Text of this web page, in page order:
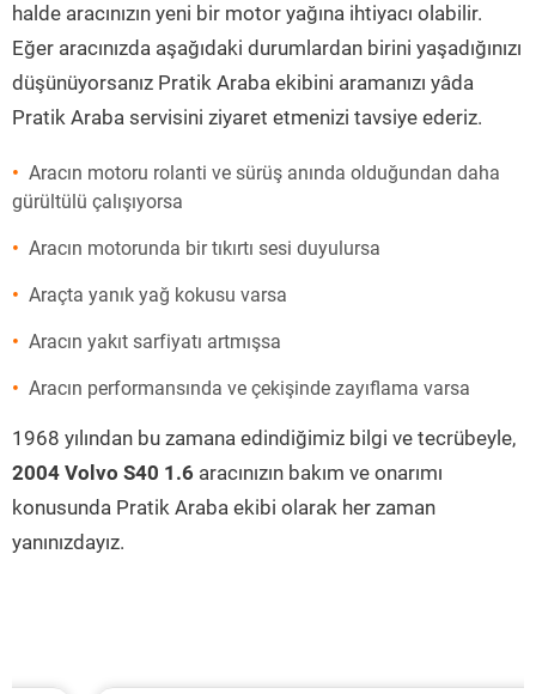
halde aracınızın yeni bir motor yağına ihtiyacı olabilir.
Eğer aracınızda aşağıdaki durumlardan birini yaşadığınızı
düşünüyorsanız Pratik Araba ekibini aramanızı yâda
Pratik Araba servisini ziyaret etmenizi tavsiye ederiz.
Aracın motoru rolanti ve sürüş anında olduğundan daha
gürültülü çalışıyorsa
Aracın motorunda bir tıkırtı sesi duyulursa
Araçta yanık yağ kokusu varsa
Aracın yakıt sarfiyatı artmışsa
Aracın performansında ve çekişinde zayıflama varsa
1968 yılından bu zamana edindiğimiz bilgi ve tecrübeyle,
2004 Volvo S40 1.6 aracınızın bakım ve onarımı
konusunda Pratik Araba ekibi olarak her zaman
yanınızdayız.